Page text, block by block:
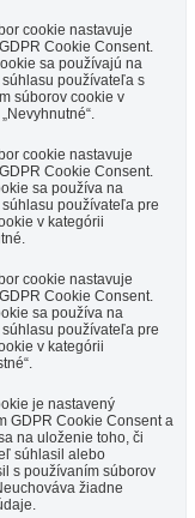
cookie nastavuje
Cookie Consent.
sa používajú na
používateľa s
súborov cookie v
cookie nastavuje
Cookie Consent.
sa používa na
používateľa pre
v kategórii
cookie nastavuje
Cookie Consent.
sa používa na
používateľa pre
v kategórii
je nastavený
GDPR Cookie Consent a
na uloženie toho, či
súhlasil alebo
s používaním súborov
žiadne